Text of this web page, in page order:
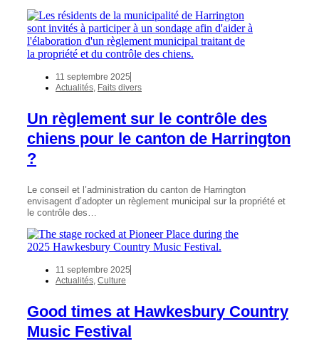
11 septembre 2025
Actualités Faits divers
Un règlement sur le contrôle des
chiens pour le canton de Harrington
?
Le conseil et l’administration du canton de Harrington
envisagent d’adopter un règlement municipal sur la propriété et
le contrôle des…
11 septembre 2025
Actualités Culture
Good times at Hawkesbury Country
Music Festival